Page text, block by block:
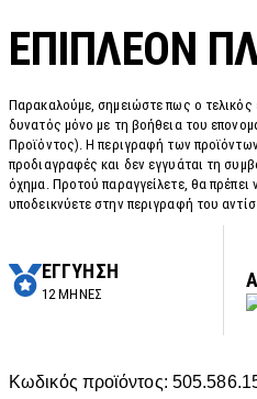
ΕΠΙΠΛΈΟΝ
Παρακαλούμε, σημειώστε πως ο τελικός
δυνατός μόνο με τη βοήθεια του
Προϊόντος). Η περιγραφή των προϊόντων
προδιαγραφές και δεν εγγυάται τη
όχημα. Προτού παραγγείλετε, θα πρέπει
υποδεικνύετε στην περιγραφή του
ΕΓΓΥΗΣΗ
12 ΜΗΝΕΣ
Κωδικός προϊόντος: